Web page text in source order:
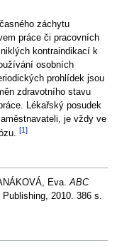
záchytu
práce či pracovních
kontraindikací k
osobních
prohlídek jsou
zdravotního stavu
Lékařský posudek
je vždy ve
[1]
Eva.ABC
2010. 386 s.